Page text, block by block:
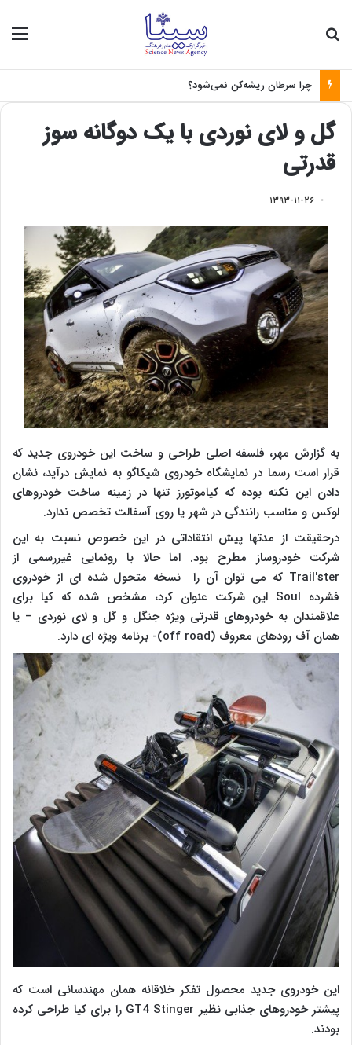
چرا سرطان ریشه‌کن نمی‌شود؟
گل و لای نوردی با یک دوگانه سوز
قدرتی
۱۳۹۳-۱۱-۲۶
به گزارش مهر، فلسفه اصلی طراحی و ساخت این خودروی جدید که
قرار است رسما در نمایشگاه خودروی شیکاگو به نمایش درآید، نشان
دادن این نکته بوده که کیاموتورز تنها در زمینه ساخت خودروهای
لوکس و مناسب رانندگی در شهر یا روی آسفالت تخصص ندارد.
درحقیقت از مدتها پیش انتقاداتی در این خصوص نسبت به این
شرکت خودروساز مطرح بود. اما حالا با رونمایی غیررسمی از
Trail'ster که می توان آن را نسخه متحول شده ای از خودروی
فشرده Soul این شرکت عنوان کرد، مشخص شده که کیا برای
علاقمندان به خودروهای قدرتی ویژه جنگل و گل و لای نوردی – یا
همان آف رودهای معروف (off road)- برنامه ویژه ای دارد.
این خودروی جدید محصول تفکر خلاقانه همان مهندسانی است که
پیشتر خودروهای جذابی نظیر GT4 Stinger را برای کیا طراحی کرده
بودند.